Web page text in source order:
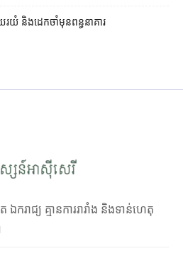
និងដេកចាំមុនពន្ធនាគារ
ករាជ្យ គ្មានការរារាំង និងទាន់ហេតុ